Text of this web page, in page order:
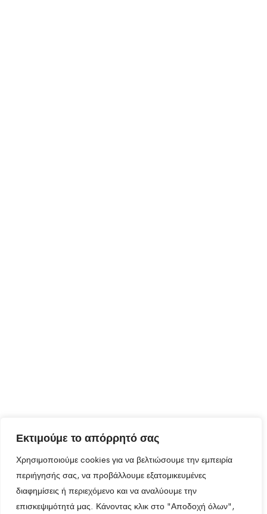
Εκτιμούμε το απόρρητό σας
Χρησιμοποιούμε cookies για να βελτιώσουμε την εμπειρία
περιήγησής σας, να προβάλλουμε εξατομικευμένες
διαφημίσεις ή περιεχόμενο και να αναλύουμε την
επισκεψιμότητά μας. Κάνοντας κλικ στο "Αποδοχή όλων",